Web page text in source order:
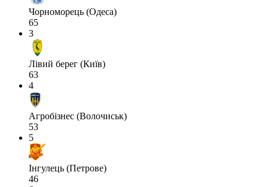
Чорноморець (Одеса)
65
3
Лівий берег (Київ)
63
4
Агробізнес (Волочиськ)
53
5
Інгулець (Петрове)
46